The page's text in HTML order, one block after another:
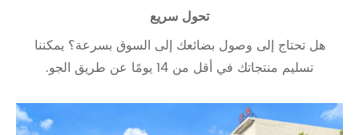
تحول سريع
هل تحتاج إلى وصول بضائعك إلى السوق بسرعة؟ يمكننا
تسليم منتجاتك في أقل من 14 يومًا عن طريق الجو.